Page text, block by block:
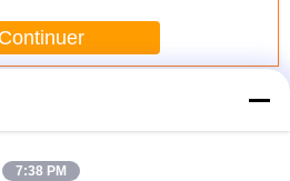
Continuer
imperméables
7:38 PM